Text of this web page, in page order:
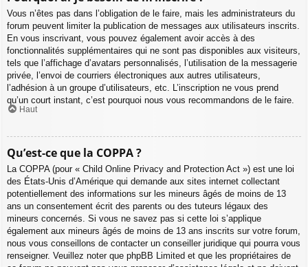
Vous n’êtes pas dans l’obligation de le faire, mais les administrateurs du
forum peuvent limiter la publication de messages aux utilisateurs inscrits.
En vous inscrivant, vous pouvez également avoir accès à des
fonctionnalités supplémentaires qui ne sont pas disponibles aux visiteurs,
tels que l’affichage d’avatars personnalisés, l’utilisation de la messagerie
privée, l’envoi de courriers électroniques aux autres utilisateurs,
l’adhésion à un groupe d’utilisateurs, etc. L’inscription ne vous prend
qu’un court instant, c’est pourquoi nous vous recommandons de le faire.
Haut
Qu’est-ce que la COPPA ?
La COPPA (pour « Child Online Privacy and Protection Act ») est une loi
des États-Unis d’Amérique qui demande aux sites internet collectant
potentiellement des informations sur les mineurs âgés de moins de 13
ans un consentement écrit des parents ou des tuteurs légaux des
mineurs concernés. Si vous ne savez pas si cette loi s’applique
également aux mineurs âgés de moins de 13 ans inscrits sur votre forum,
nous vous conseillons de contacter un conseiller juridique qui pourra vous
renseigner. Veuillez noter que phpBB Limited et que les propriétaires de